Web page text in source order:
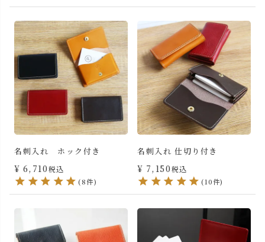
名刺入れ ホック付き
¥ 6,710税込
(8件)
名刺入れ 仕切り付き
¥ 7,150税込
(10件)